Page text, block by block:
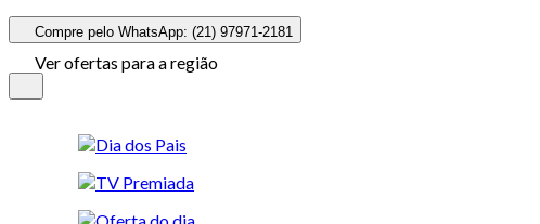
Compre pelo WhatsApp: (21) 97971-2181
Ver ofertas para a região